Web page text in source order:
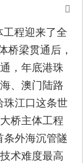
程迎来了全
桥梁贯通后，
，年底港珠
、澳门陆路
珠江口这条世
桥主体工程
条外海沉管隧
术难度最高